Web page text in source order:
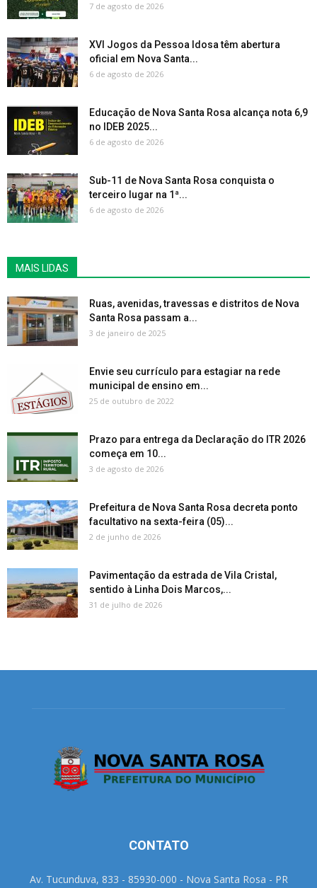
7 de agosto de 2026
XVI Jogos da Pessoa Idosa têm abertura
oficial em Nova Santa...
6 de agosto de 2026
Educação de Nova Santa Rosa alcança nota 6,9
no IDEB 2025...
6 de agosto de 2026
Sub-11 de Nova Santa Rosa conquista o
terceiro lugar na 1ª...
6 de agosto de 2026
MAIS LIDAS
Ruas, avenidas, travessas e distritos de Nova
Santa Rosa passam a...
3 de janeiro de 2025
Envie seu currículo para estagiar na rede
municipal de ensino em...
25 de outubro de 2022
Prazo para entrega da Declaração do ITR 2026
começa em 10...
3 de agosto de 2026
Prefeitura de Nova Santa Rosa decreta ponto
facultativo na sexta-feira (05)...
2 de junho de 2026
Pavimentação da estrada de Vila Cristal,
sentido à Linha Dois Marcos,...
31 de julho de 2026
CONTATO
Av. Tucunduva, 833 - 85930-000 - Nova Santa Rosa - PR